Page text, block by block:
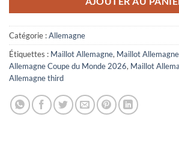
Catégorie :Allemagne
Étiquettes : Maillot Allemagne, Maillot
Allemagne Coupe du Monde 2026, Maillot
Allemagne third